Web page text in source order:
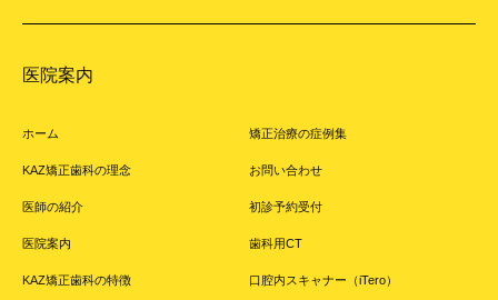
医院案内
ホーム
KAZ矯正歯科の理念
医師の紹介
医院案内
KAZ矯正歯科の特徴
矯正治療の症例集
お問い合わせ
初診予約受付
歯科用CT
口腔内スキャナー（iTero）